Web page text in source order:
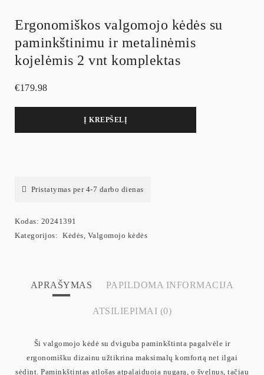
Ergonomiškos valgomojo kėdės su
paminkštinimu ir metalinėmis
kojelėmis 2 vnt komplektas
€179.98
Į KREPŠELĮ
Pristatymas per 4-7 darbo dienas
Kodas: 20241391
Kategorijos: Kėdės, Valgomojo kėdės
APRAŠYMAS PAPILDOMA INFORMACIJA
ATSILIEPIMAI (0)
Ši valgomojo kėdė su dviguba paminkštinta pagalvėle ir
ergonomišku dizainu užtikrina maksimalų komfortą net ilgai
sėdint. Paminkštintas atlošas atpalaiduoja nugarą, o švelnus, tačiau